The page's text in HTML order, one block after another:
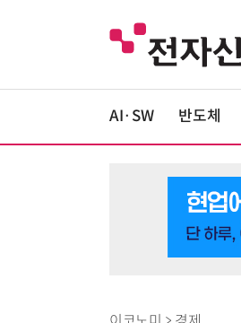
AI·SW 반도체